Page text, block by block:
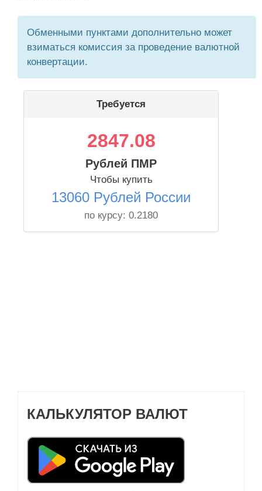
Обменными пунктами дополнительно может
взиматься комиссия за проведение валютной
конвертации.
Требуется
2847.08
Рублей ПМР
Чтобы купить
13060 Рублей России
по курсу: 0.2180
КАЛЬКУЛЯТОР ВАЛЮТ